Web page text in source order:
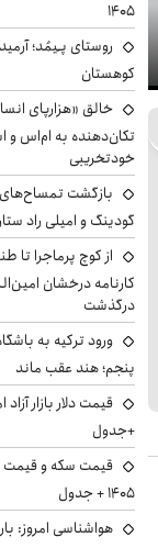
۱۴۰۵
روستای پـِیمُد؛
کوهستان
خالق «هزارپای
تکان‌دهنده به ام‌اس و
خودتخریبی
بازگشت
گودینگ و امیلی راد
از کوچ‌ پرماجرا تا
کارنامه درخشان
درگذشت
ورود ترکیه به
پنجم؛ هند عقب ماند
+جدول
۱۴۰۵ + جدول
هواشناسی امروز: